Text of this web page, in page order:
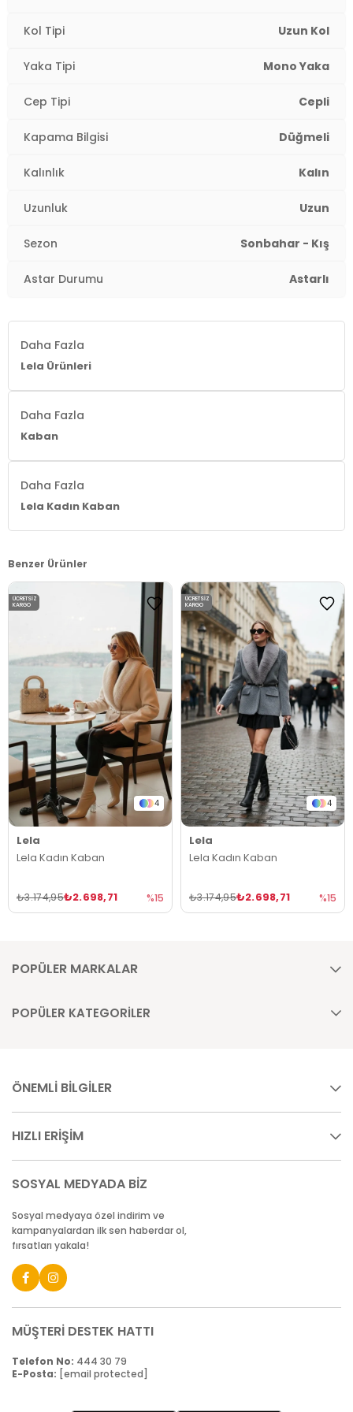
Kol Tipi Uzun Kol
Yaka Tipi Mono Yaka
Cep Tipi Cepli
Kapama Bilgisi Düğmeli
Kalınlık Kalın
Uzunluk Uzun
Sezon Sonbahar - Kış
Astar Durumu Astarlı
Daha Fazla
Lela Ürünleri
Daha Fazla
Kaban
Daha Fazla
Lela Kadın Kaban
Benzer Ürünler
4
Lela
Lela Kadın Kaban
₺2.698,71
₺3.174,95 %15
ÜCRETSIZ
KARGO
4
Lela
Lela Kadın Kaban
₺2.698,71
₺3.174,95 %15
ÜCRETSIZ
KARGO
POPÜLER MARKALAR
POPÜLER KATEGORİLER
ÖNEMLİ BİLGİLER
HIZLI ERİŞİM
SOSYAL MEDYADA BİZ
Sosyal medyaya özel indirim ve
kampanyalardan ilk sen haberdar ol,
fırsatları yakala!
MÜŞTERİ DESTEK HATTI
Telefon No: 444 30 79
E-Posta: [email protected]